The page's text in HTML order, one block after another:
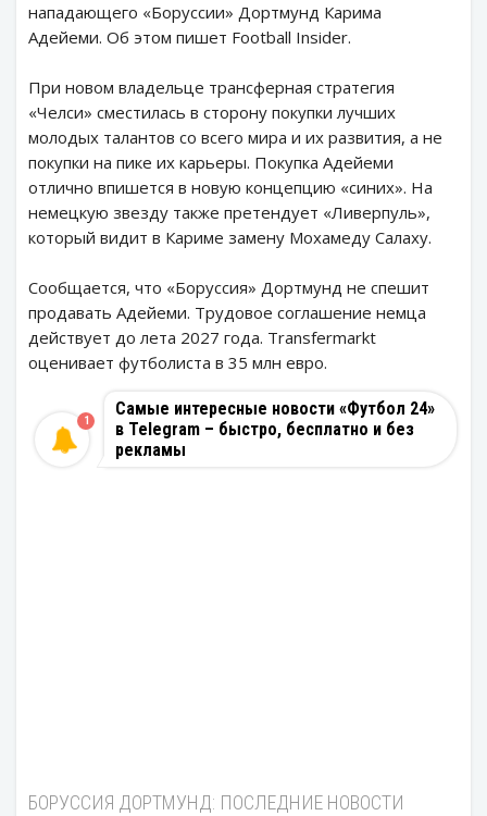
нападающего «Боруссии» Дортмунд Карима
Адейеми. Об этом пишет Football Insider.
При новом владельце трансферная стратегия
«Челси» сместилась в сторону покупки лучших
молодых талантов со всего мира и их развития, а не
покупки на пике их карьеры. Покупка Адейеми
отлично впишется в новую концепцию «синих». На
немецкую звезду также претендует «Ливерпуль»,
который видит в Кариме замену Мохамеду Салаху.
Сообщается, что «Боруссия» Дортмунд не спешит
продавать Адейеми. Трудовое соглашение немца
действует до лета 2027 года. Transfermarkt
оценивает футболиста в 35 млн евро.
Самые интересные новости «Футбол 24»
в Telegram – быстро, бесплатно и без
рекламы
1
БОРУССИЯ ДОРТМУНД: ПОСЛЕДНИЕ НОВОСТИ